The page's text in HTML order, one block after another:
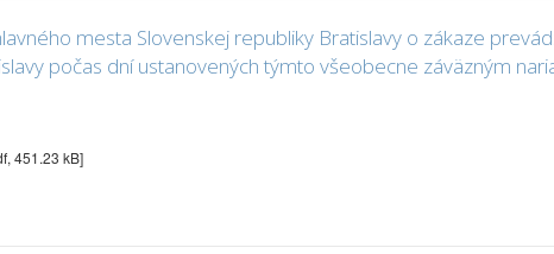
mesta Slovenskej republiky Bratislavy o zákaze
počas dní ustanovených týmto všeobecne záväzným
451.23 kB]